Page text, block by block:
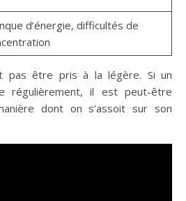
d’énergie, difficultés de
pas être pris à la légère. Si un
régulièrement, il est peut-être
dont on s’assoit sur son